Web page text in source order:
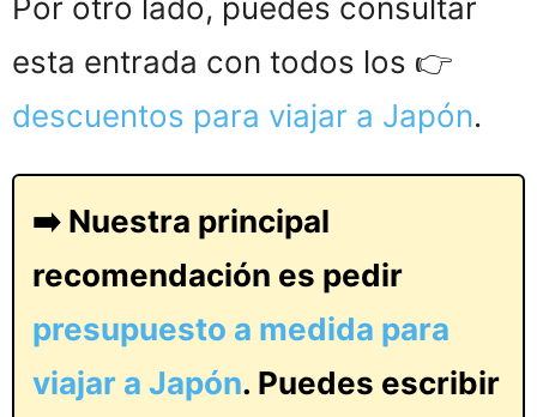
Por otro lado, puedes consultar
esta entrada con todos los 👉
descuentos para viajar a Japón.
➡️ Nuestra principal
recomendación es pedir
presupuesto a medida para
viajar a Japón. Puedes escribir